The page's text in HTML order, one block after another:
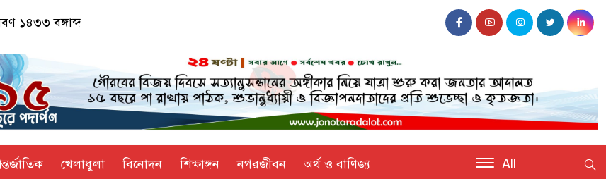
১৪৩৩ বঙ্গাব্দ
খেলাধুলা বিনোদন শিক্ষাঙ্গন নগরজীবন অর্থ ও বাণিজ্য All